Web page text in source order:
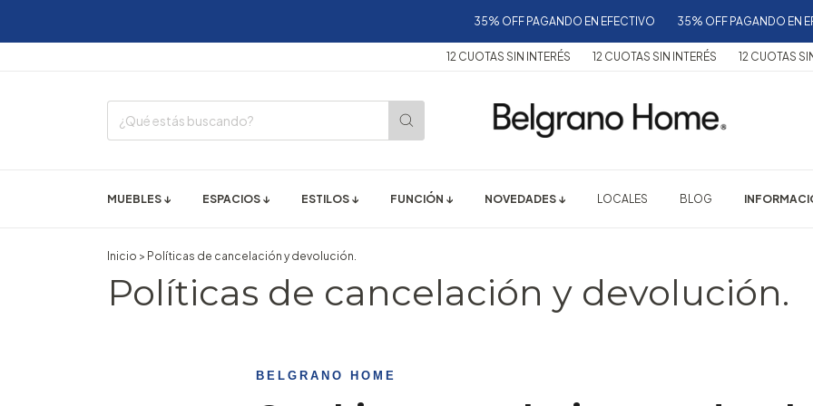
35% OFF PAGANDO EN EFECTIVO 35% OFF PAGANDO EN
12 CUOTAS SIN INTERÉS 12 CUOTAS SIN INTERÉS 12 CUOTAS SIN
MUEBLES ↓ ESPACIOS ↓ ESTILOS ↓ FUNCIÓN ↓ NOVEDADES ↓ LOCALES BLOG
Inicio > Políticas de cancelación y devolución.
Políticas de cancelación y devolución.
BELGRANO HOME